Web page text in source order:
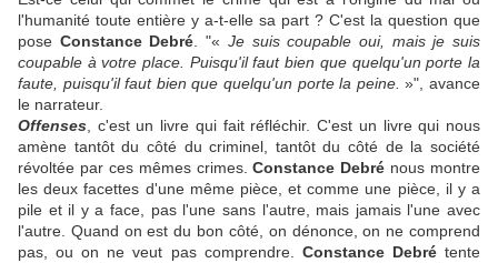
l'humanité toute entière y a-t-elle sa part ? C'est la question que
pose Constance Debré . "« Je suis coupable oui, mais je suis
coupable à votre place. Puisqu'il faut bien que quelqu'un porte la
faute, puisqu'il faut bien que quelqu'un porte la peine. »", avance
le narrateur.
Offenses , c'est un livre qui fait réfléchir. C'est un livre qui nous
amène tantôt du côté du criminel, tantôt du côté de la société
révoltée par ces mêmes crimes.Constance Debré nous montre
les deux facettes d'une même pièce, et comme une pièce, il y a
pile et il y a face, pas l'une sans l'autre, mais jamais l'une avec
l'autre. Quand on est du bon côté, on dénonce, on ne comprend
pas, ou on ne veut pas comprendre. Constance Debrétente